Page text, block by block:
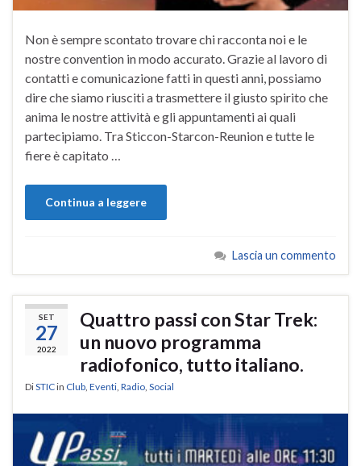
Non è sempre scontato trovare chi racconta noi e le
nostre convention in modo accurato. Grazie al lavoro di
contatti e comunicazione fatti in questi anni, possiamo
dire che siamo riusciti a trasmettere il giusto spirito che
anima le nostre attività e gli appuntamenti ai quali
partecipiamo. Tra Sticcon-Starcon-Reunion e tutte le
fiere è capitato …
Continua a leggere
Lascia un commento
SET
27
2022
Quattro passi con Star Trek:
un nuovo programma
radiofonico, tutto italiano.
DiSTICin Club, Eventi, Radio, Social